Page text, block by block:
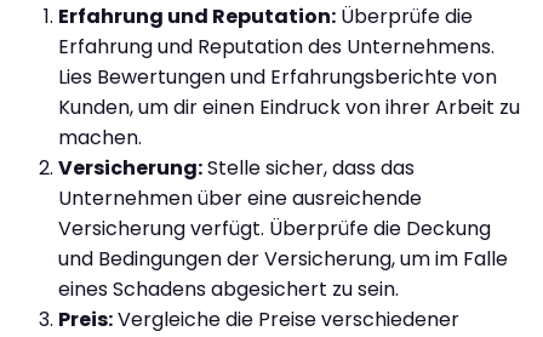
Erfahrung und Reputation: Überprüfe die
Erfahrung und Reputation des Unternehmens.
Lies Bewertungen und Erfahrungsberichte von
Kunden, um dir einen Eindruck von ihrer Arbeit zu
machen.
Versicherung:Stelle sicher, dass das
Unternehmen über eine ausreichende
Versicherung verfügt. Überprüfe die Deckung
und Bedingungen der Versicherung, um im Falle
eines Schadens abgesichert zu sein.
Preis:Vergleiche die Preise verschiedener